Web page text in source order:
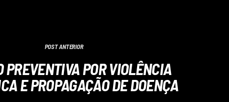
POST ANTERIOR
PREVENTIVA POR VIOLÊNCIA
E PROPAGAÇÃO DE DOENÇA